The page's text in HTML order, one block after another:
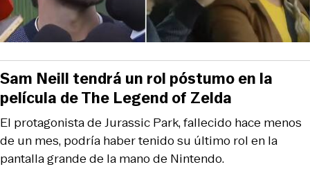
El protagonista de Jurassic Park, fallecido hace menos
de un mes, podría haber tenido su último rol en la
pantalla grande de la mano de Nintendo.
Sam Neill tendrá un rol póstumo en la
película de The Legend of Zelda